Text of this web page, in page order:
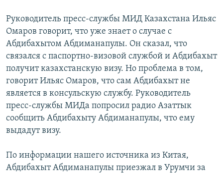
Руководитель пресс-службы МИД Казахстана Ильяс
Омаров говорит, что уже знает о случае с
Абдибахытом Абдиманапулы. Он сказал, что
связался с паспортно-визовой службой и Абдибахыт
получит казахстанскую визу. Но проблема в том,
говорит Ильяс Омаров, что сам Абдибахыт не
является в консульскую службу. Руководитель
пресс-службы МИДа попросил радио Азаттык
сообщить Абдибахыту Абдиманапулы, что ему
выдадут визу.
По информации нашего источника из Китая,
Абдибахыт Абдиманапулы приезжал в Урумчи за